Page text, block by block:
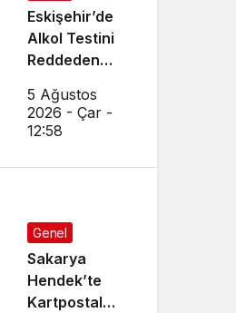
Eskişehir’de
Alkol Testini
Reddeden
Sürücüye 390
Bin TL Ceza
5 Ağustos
2026 - Çar -
12:58
Genel
Sakarya
Hendek’te
Kartpostal